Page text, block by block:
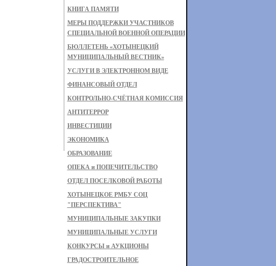
КНИГА ПАМЯТИ
МЕРЫ ПОДДЕРЖКИ УЧАСТНИКОВ
СПЕЦИАЛЬНОЙ ВОЕННОЙ ОПЕРАЦИИ
БЮЛЛЕТЕНЬ «ХОТЫНЕЦКИЙ
МУНИЦИПАЛЬНЫЙ ВЕСТНИК»
УСЛУГИ В ЭЛЕКТРОННОМ ВИДЕ
ФИНАНСОВЫЙ ОТДЕЛ
КОНТРОЛЬНО-СЧЁТНАЯ КОМИССИЯ
АНТИТЕРРОР
ИНВЕСТИЦИИ
ЭКОНОМИКА
ОБРАЗОВАНИЕ
ОПЕКА и ПОПЕЧИТЕЛЬСТВО
ОТДЕЛ ПОСЕЛКОВОЙ РАБОТЫ
ХОТЫНЕЦКОЕ РМБУ СОЦ
"ПЕРСПЕКТИВА"
МУНИЦИПАЛЬНЫЕ ЗАКУПКИ
МУНИЦИПАЛЬНЫЕ УСЛУГИ
КОНКУРСЫ и АУКЦИОНЫ
ГРАДОСТРОИТЕЛЬНОЕ